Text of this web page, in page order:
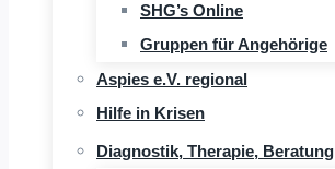
SHG’s Online
Gruppen für Angehörige
Aspies e.V. regional
Hilfe in Krisen
Diagnostik, Therapie, Beratung